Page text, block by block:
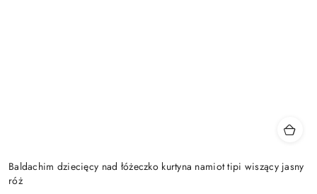
Baldachim dziecięcy nad łóżeczko kurtyna namiot tipi wiszący jasny
róż